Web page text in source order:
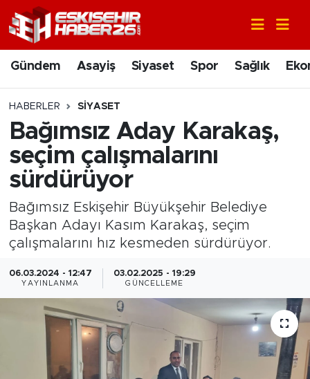
Gündem Asayiş Siyaset Spor Sağlık
HABERLER SIYASET
Bağımsız Aday Karakaş,
seçim çalışmalarını
sürdürüyor
Bağımsız Eskişehir Büyükşehir Belediye
Başkan Adayı Kasım Karakaş, seçim
çalışmalarını hız kesmeden sürdürüyor.
06.03.2024 - 12:47
YAYINLANMA
03.02.2025 - 19:29
GÜNCELLEME
Gündem
Asayiş
Siyaset
Spor
Ekonomi
Sanat
Bölge
Teknoloji
Nöbetçi Eczaneler
Hava Durumu
Trafik Durumu
Süper Lig Puan Durumu ve Fikstür
Tüm Manşetler
Son Dakika Haberleri